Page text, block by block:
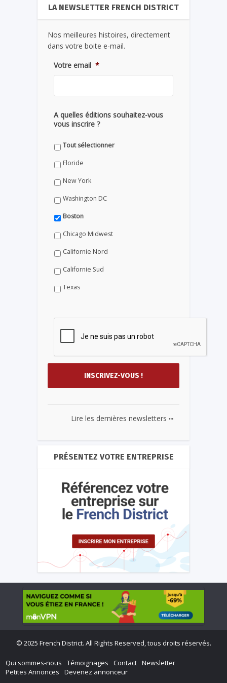
LA NEWSLETTER FRENCH DISTRICT
Nos meilleures histoires, directement
dans votre boite e-mail.
Votre email *
A quelles éditions souhaitez-vous
vous inscrire ?
Tout sélectionner
Floride
New York
Washington DC
Boston
Chicago Midwest
Californie Nord
Californie Sud
Texas
Lire les dernières newsletters ...
PRÉSENTEZ VOTRE ENTREPRISE
© 2025 French District. All Rights Reserved, tous droits réservés.
Qui sommes-nous Témoignages Contact Newsletter
Petites Annonces
Devenez annonceur